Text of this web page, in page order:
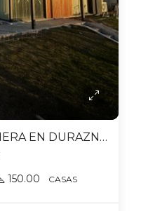
CASA EN VENTA C/ COCHERA EN DURAZNO
150.00 CASAS